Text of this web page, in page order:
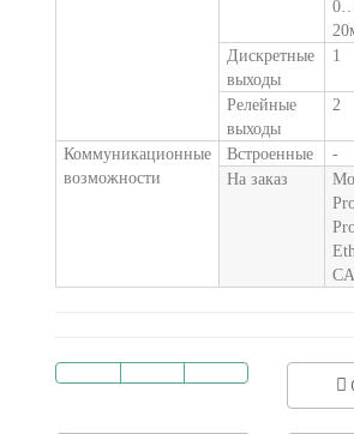
Дискретные
выходы
1
Релейные
выходы
2
Коммуникационные
возможности
Встроенные
-
На заказ